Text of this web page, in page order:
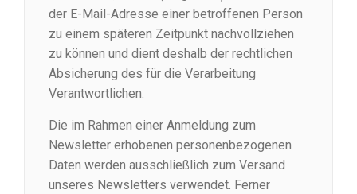
der E-Mail-Adresse einer betroffenen Person
zu einem späteren Zeitpunkt nachvollziehen
zu können und dient deshalb der rechtlichen
Absicherung des für die Verarbeitung
Verantwortlichen.
Die im Rahmen einer Anmeldung zum
Newsletter erhobenen personenbezogenen
Daten werden ausschließlich zum Versand
unseres Newsletters verwendet. Ferner